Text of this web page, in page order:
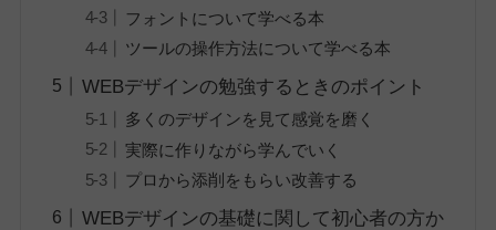
フォントについて学べる本
ツールの操作方法について学べる本
WEBデザインの勉強するときのポイント
多くのデザインを見て感覚を磨く
実際に作りながら学んでいく
プロから添削をもらい改善する
WEBデザインの基礎に関して初心者の方か